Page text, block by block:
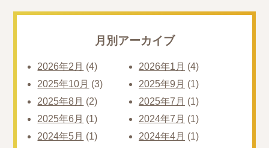
月別アーカイブ
2026年2月 (4) 2026年1月 (4)
2025年10月 (3) 2025年9月 (1)
2025年8月 (2) 2025年7月 (1)
2025年6月 (1) 2024年7月 (1)
2024年5月 (1) 2024年4月 (1)